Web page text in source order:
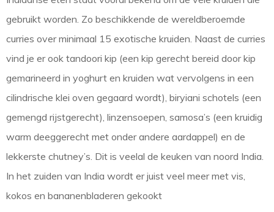
gebruikt worden. Zo beschikkende de wereldberoemde
curries over minimaal 15 exotische kruiden. Naast de curries
vind je er ook tandoori kip (een kip gerecht bereid door kip
gemarineerd in yoghurt en kruiden wat vervolgens in een
cilindrische klei oven gegaard wordt), biryiani schotels (een
gemengd rijstgerecht), linzensoepen, samosa’s (een kruidig
warm deeggerecht met onder andere aardappel) en de
lekkerste chutney’s. Dit is veelal de keuken van noord India.
In het zuiden van India wordt er juist veel meer met vis,
kokos en bananenbladeren gekookt